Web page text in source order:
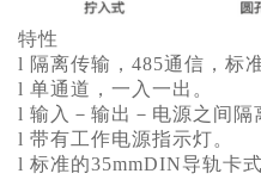
特性
l 隔离传输，485通信，标
l 单通道，一入一出。
l 输入－输出－电源之间隔
l 带有工作电源指示灯。
l 标准的35mmDIN导轨卡式